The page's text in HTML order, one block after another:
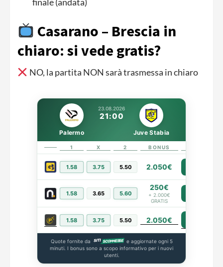
finale (andata)
Casarano – Brescia in
chiaro: si vede gratis?
NO, la partita NON sarà trasmessa in chiaro
23.08.2026
21:00
Palermo Juve Stabia
1 X 2 BONUS
1.58 3.75 5.50 2.050€
1.58 3.65 5.60
250€
+ 2.000€
GRATIS
1.58 3.75 5.50 2.050€
Quote fornite da
e aggiornate ogni 5
minuti. I bonus sono a scopo informativo per i nuovi
utenti.